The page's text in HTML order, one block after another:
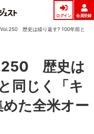
ログイン 会員登録
Vol.250 歴史は繰り返す? 100年前と
歴史は
同じく「キ
た全米オー